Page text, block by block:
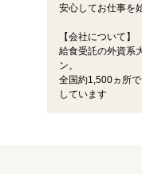
安心してお仕事を
【会社について】
給食受託の外資系
ン。
全国約1,500ヵ所
しています